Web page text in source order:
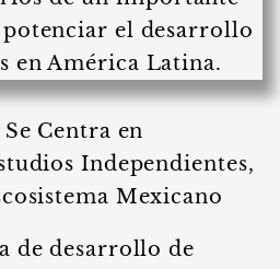
Centra en
Independientes,
Mexicano
de desarrollo de